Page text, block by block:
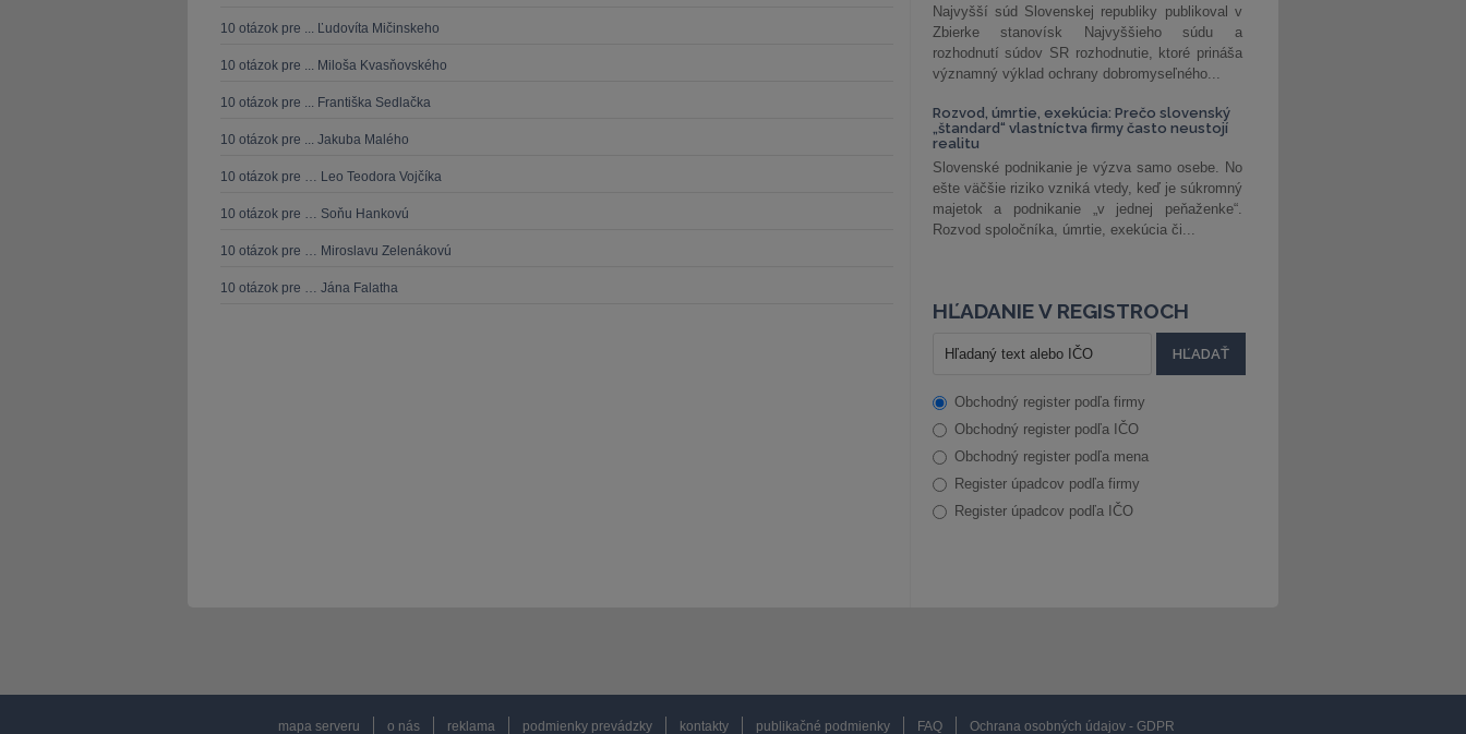
10 otázok pre ... Ľudovíta Mičinskeho
10 otázok pre ... Miloša Kvasňovského
10 otázok pre ... Františka Sedlačka
10 otázok pre ... Jakuba Malého
10 otázok pre … Leo Teodora Vojčíka
10 otázok pre … Soňu Hankovú
10 otázok pre … Miroslavu Zelenákovú
10 otázok pre … Jána Falatha
Najvyšší súd Slovenskej republiky publikoval v
Zbierke stanovísk Najvyššieho súdu a
rozhodnutí súdov SR rozhodnutie, ktoré prináša
významný výklad ochrany dobromyseľného...
Rozvod, úmrtie, exekúcia: Prečo slovenský
„štandard“ vlastníctva firmy často neustojí
realitu
Slovenské podnikanie je výzva samo osebe. No
ešte väčšie riziko vzniká vtedy, keď je súkromný
majetok a podnikanie „v jednej peňaženke“.
Rozvod spoločníka, úmrtie, exekúcia či...
HĽADANIE V REGISTROCH
Obchodný register podľa firmy
Obchodný register podľa IČO
Obchodný register podľa mena
Register úpadcov podľa firmy
Register úpadcov podľa IČO
mapa serveru o nás reklama podmienky prevádzky kontakty publikačné podmienky FAQ Ochrana osobných údajov - GDPR